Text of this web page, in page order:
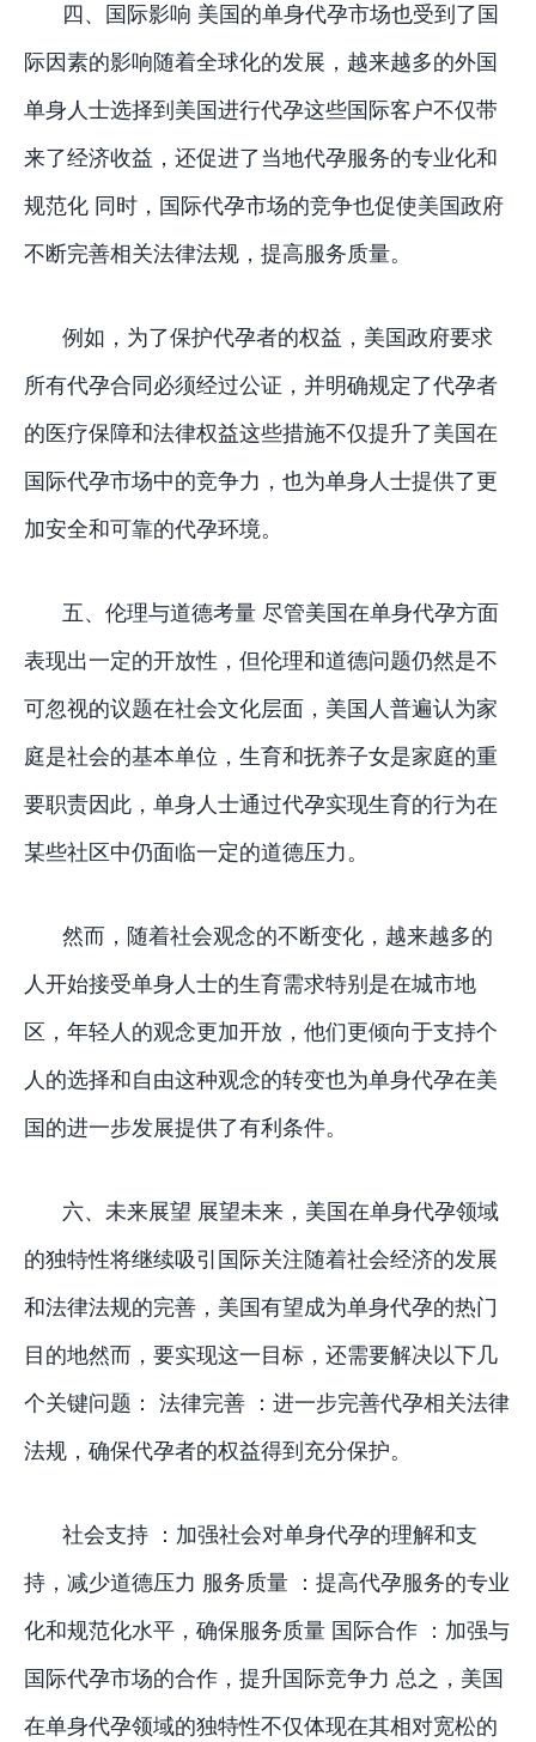
四、国际影响 美国的单身代孕市场也受到了国
际因素的影响随着全球化的发展，越来越多的外国
单身人士选择到美国进行代孕这些国际客户不仅带
来了经济收益，还促进了当地代孕服务的专业化和
规范化 同时，国际代孕市场的竞争也促使美国政府
不断完善相关法律法规，提高服务质量。
例如，为了保护代孕者的权益，美国政府要求
所有代孕合同必须经过公证，并明确规定了代孕者
的医疗保障和法律权益这些措施不仅提升了美国在
国际代孕市场中的竞争力，也为单身人士提供了更
加安全和可靠的代孕环境。
五、伦理与道德考量 尽管美国在单身代孕方面
表现出一定的开放性，但伦理和道德问题仍然是不
可忽视的议题在社会文化层面，美国人普遍认为家
庭是社会的基本单位，生育和抚养子女是家庭的重
要职责因此，单身人士通过代孕实现生育的行为在
某些社区中仍面临一定的道德压力。
然而，随着社会观念的不断变化，越来越多的
人开始接受单身人士的生育需求特别是在城市地
区，年轻人的观念更加开放，他们更倾向于支持个
人的选择和自由这种观念的转变也为单身代孕在美
国的进一步发展提供了有利条件。
六、未来展望 展望未来，美国在单身代孕领域
的独特性将继续吸引国际关注随着社会经济的发展
和法律法规的完善，美国有望成为单身代孕的热门
目的地然而，要实现这一目标，还需要解决以下几
个关键问题： 法律完善 ：进一步完善代孕相关法律
法规，确保代孕者的权益得到充分保护。
社会支持 ：加强社会对单身代孕的理解和支
持，减少道德压力 服务质量 ：提高代孕服务的专业
化和规范化水平，确保服务质量 国际合作 ：加强与
国际代孕市场的合作，提升国际竞争力 总之，美国
在单身代孕领域的独特性不仅体现在其相对宽松的